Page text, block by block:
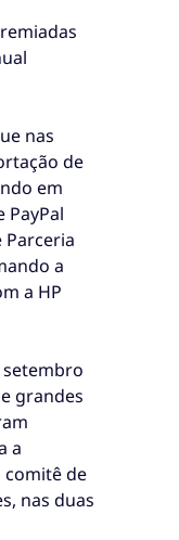
nas
de
em
PayPal
Parceria
a
a HP
setembro
grandes
a
comitê de
nas duas